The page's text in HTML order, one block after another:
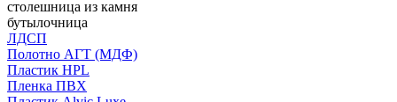
столешница из камня
бутылочница
ЛДСП
Полотно АГТ (МДФ)
Пластик HPL
Пленка ПВХ